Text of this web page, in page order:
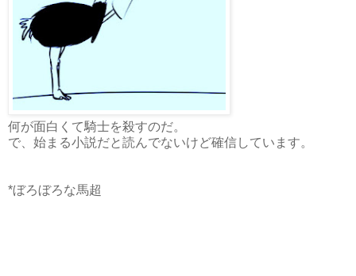
何が面白くて騎士を殺すのだ。
で、始まる小説だと読んでないけど確信しています。
*ぼろぼろな馬超